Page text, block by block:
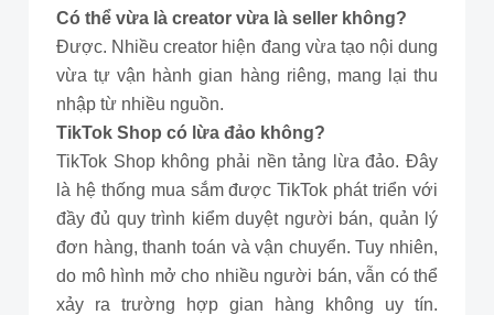
Có thể vừa là creator vừa là seller không?
Được. Nhiều creator hiện đang vừa tạo nội dung
vừa tự vận hành gian hàng riêng, mang lại thu
nhập từ nhiều nguồn.
TikTok Shop có lừa đảo không?
TikTok Shop không phải nền tảng lừa đảo. Đây
là hệ thống mua sắm được TikTok phát triển với
đầy đủ quy trình kiểm duyệt người bán, quản lý
đơn hàng, thanh toán và vận chuyển. Tuy nhiên,
do mô hình mở cho nhiều người bán, vẫn có thể
xảy ra trường hợp gian hàng không uy tín.